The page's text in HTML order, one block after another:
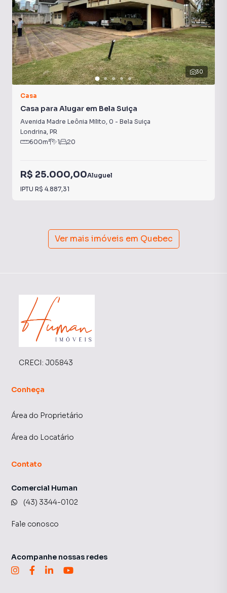
30
Casa
Casa para Alugar em Bela Suiça
Avenida Madre Leônia Milito, 0 - Bela Suiça
Londrina, PR
600m² 1 20
R$ 25.000,00Aluguel
IPTU R$ 4.887,31
Ver mais imóveis em Quebec
CRECI: J05843
Conheça
Área do Proprietário
Área do Locatário
Contato
Comercial Human
(43) 3344-0102
Fale conosco
Acompanhe nossas redes